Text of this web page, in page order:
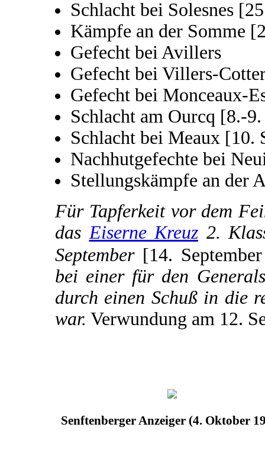
Schlacht bei Solesnes
Kämpfe an der Somme
Gefecht bei Avillers
Gefecht bei Villers-
Gefecht bei Monceaux-
Schlacht am Ourcq [8.-
Schlacht bei Meaux [10.
Nachhutgefechte bei
Stellungskämpfe an der
Für Tapferkeit vor dem
das Eiserne Kreuz 2.
September[14.
bei einer für den
durch einen Schuß in die
war. Verwundung am 12.
Senftenberger Anzeiger (4. Oktober